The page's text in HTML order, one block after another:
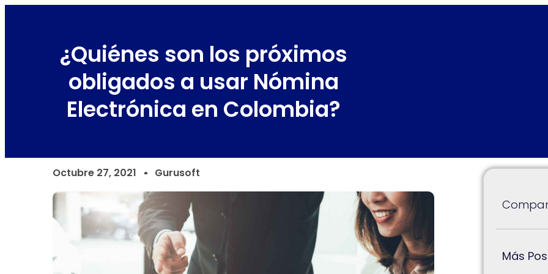
¿Quiénes son los próximos
obligados a usar Nómina
Electrónica en Colombia?
Octubre 27, 2021 Gurusoft
Más